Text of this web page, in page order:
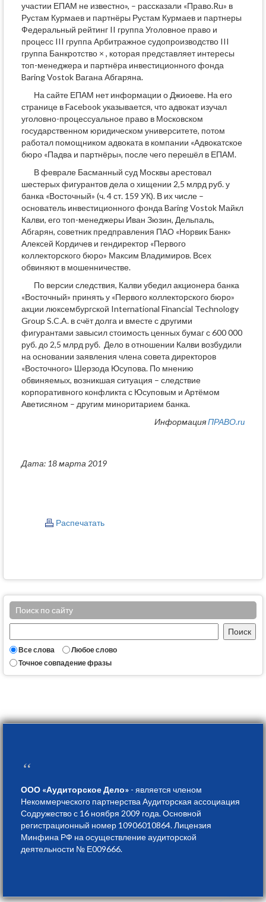
участии ЕПАМ не известно», – рассказали «Право.Ru» в
Рустам Курмаев и партнёры Рустам Курмаев и партнеры
Федеральный рейтинг II группа Уголовное право и
процесс III группа Арбитражное судопроизводство III
группа Банкротство × , которая представляет интересы
топ-менеджера и партнёра инвестиционного фонда
Baring Vostok Вагана Абгаряна.
На сайте ЕПАМ нет информации о Джиоеве. На его
странице в Facebook указывается, что адвокат изучал
уголовно-процессуальное право в Московском
государственном юридическом университете, потом
работал помощником адвоката в компании «Адвокатское
бюро «Падва и партнёры», после чего перешёл в ЕПАМ.
В феврале Басманный суд Москвы арестовал
шестерых фигурантов дела о хищении 2,5 млрд руб. у
банка «Восточный» (ч. 4 ст. 159 УК). В их числе –
основатель инвестиционного фонда Baring Vostok Майкл
Калви, его топ-менеджеры Иван Зюзин, Дельпаль,
Абгарян, советник предправления ПАО «Норвик Банк»
Алексей Кордичев и гендиректор «Первого
коллекторского бюро» Максим Владимиров. Всех
обвиняют в мошенничестве.
По версии следствия, Калви убедил акционера банка
«Восточный» принять у «Первого коллекторского бюро»
акции люксембургской International Financial Technology
Group S.C.A. в счёт долга и вместе с другими
фигурантами завысил стоимость ценных бумаг с 600 000
руб. до 2,5 млрд руб. Дело в отношении Калви возбудили
на основании заявления члена совета директоров
«Восточного» Шерзода Юсупова. По мнению
обвиняемых, возникшая ситуация – следствие
корпоративного конфликта с Юсуповым и Артёмом
Аветисяном – другим миноритарием банка.
ИнформацияПРАВО.ru
Дата: 18 марта 2019
Распечатать
Поиск по сайту
Все слова
Любое слово
Точное совпадение фразы
“
ООО «Аудиторское Дело» - является членом
Некоммерческого партнерства Аудиторская ассоциация
Содружество с 16 ноября 2009 года. Основной
регистрационный номер 10906010864. Лицензия
Минфина РФ на осуществление аудиторской
деятельности № Е009666.